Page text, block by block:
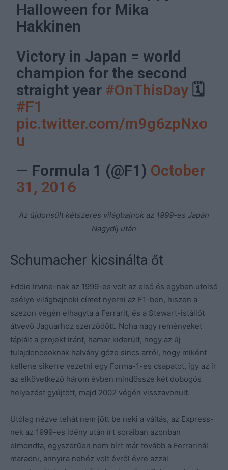
Halloween for Mika
Hakkinen
Victory in Japan = world
champion for the second
straight year #OnThisDay 🗓
#F1
pic.twitter.com/m9g6zpNxo
u
— Formula 1 (@F1) October
31, 2016
Az újdonsült kétszeres világbajnok az 1999-es Japán
Nagydíj után
Schumacher kicsinálta őt
Eddie Irvine-nak az 1999-es volt az első és egyben utolsó
esélye világbajnoki címet nyerni az F1-ben, hiszen a
szezon végén elhagyta a Ferrarit, és a Stewart-istállót
átvevő Jaguarhoz szerződött. Noha nagy reményeket
táplált a projekt iránt, hamar kiderült, hogy az új
tulajdonosoknak halvány gőze sincs arról, hogy miként
kellene sikerre vezetni egy Forma-1-es csapatot, így az ír
az elkövetkező három évben mindössze két dobogós
helyezést gyűjtött, majd 2002 végén visszavonult.
Utólag nézve tehát nem jött be neki a váltás, az Express-
nek az 1999-es idény után írt soraiban azonban
elmondta, egyszerűen nem bírt már tovább a Ferrarinál
maradni, annyira nehéz volt évről évre azzal